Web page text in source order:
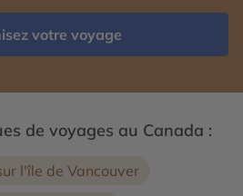
votre voyage
de voyages au Canada :
l'île de Vancouver